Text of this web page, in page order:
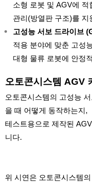
소형 로봇 및 AGV에 적
관리(방열판 구조)를 지
고성능 서보 드라이브
적용 분야에 맞춘 고성
대형 물류 로봇에 안정
오토콘시스템 AGV
오토콘시스템의 고성능
을 때 어떻게 동작하는지,
테스트용으로 제작된
니다.
위 시연은 오토콘시스템